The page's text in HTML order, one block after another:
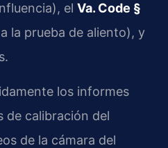
el Va. Code §
la prueba de aliento), y
los informes
de calibración del
de la cámara del